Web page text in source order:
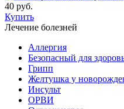
40 руб.
Купить
Лечение болезней
Аллергия
Безопасный для
Грипп
Желтушка у
Инсульт
ОРВИ